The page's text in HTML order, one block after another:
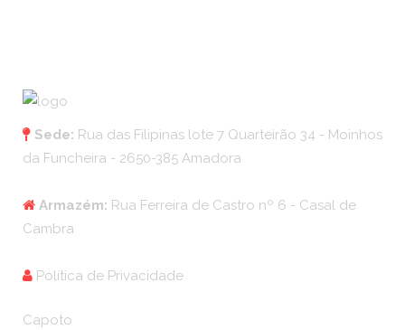
Sede: Rua das Filipinas lote 7 Quarteirão 34 - Moinhos
da Funcheira - 2650-385 Amadora
Armazém: Rua Ferreira de Castro nº 6 - Casal de
Cambra
Política de Privacidade
Capoto